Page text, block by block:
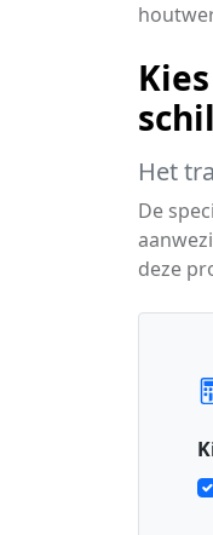
Het
De
deze